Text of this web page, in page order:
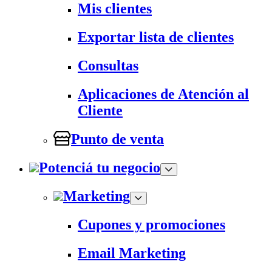
Mis clientes
Exportar lista de clientes
Consultas
Aplicaciones de Atención al
Cliente
Punto de venta
Potenciá tu negocio
Marketing
Cupones y promociones
Email Marketing